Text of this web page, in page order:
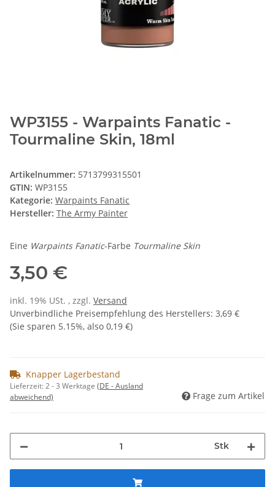
WP3155 - Warpaints Fanatic -
Tourmaline Skin, 18ml
Artikelnummer: 5713799315501
GTIN: WP3155
Kategorie: Warpaints Fanatic
Hersteller: The Army Painter
Eine Warpaints Fanatic-Farbe Tourmaline Skin
3,50 €
inkl. 19% USt. , zzgl. Versand
Unverbindliche Preisempfehlung des Herstellers: 3,69 €
(Sie sparen 5.15%, also 0,19 €)
Knapper Lagerbestand
Lieferzeit:2 - 3 Werktage (DE - Ausland
abweichend)
Frage zum Artikel
Stk